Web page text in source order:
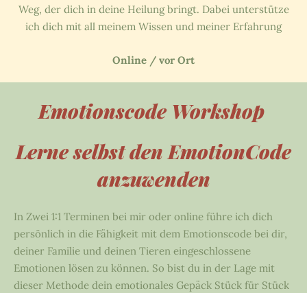
Weg, der dich in deine Heilung bringt. Dabei unterstütze
ich dich mit all meinem Wissen und meiner Erfahrung
Online / vor Ort
Emotionscode Workshop
Lerne selbst den EmotionCode
anzuwenden
In Zwei 1:1 Terminen bei mir oder online führe ich dich
persönlich in die Fähigkeit mit dem Emotionscode bei dir,
deiner Familie und deinen Tieren eingeschlossene
Emotionen lösen zu können. So bist du in der Lage mit
dieser Methode dein emotionales Gepäck Stück für Stück